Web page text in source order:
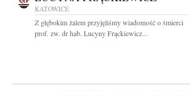
KATOWICE
Z głębokim żalem przyjęliśmy wiadomość o śmierci
prof. zw. dr hab. Lucyny Frąckiewicz...